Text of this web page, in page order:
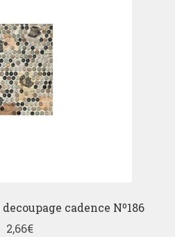
cadence Nº186
2,66€